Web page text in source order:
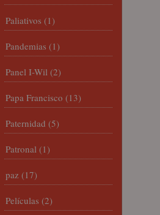
Paliativos (1)
Pandemias (1)
Panel I-Wil (2)
Papa Francisco (13)
Paternidad (5)
Patronal (1)
paz (17)
Películas (2)